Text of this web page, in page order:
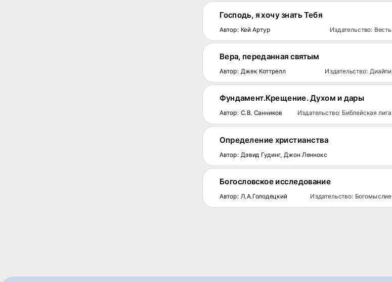
Господь, я хочу знать Тебя
Автор: Кей Артур Издательство: Весть
Вера, переданная святым
Автор: Джек Коттрелл Издательство: Диайпи
Фундамент.Крещение. Духом и дары
Автор: С.В. Санников Издательство: Библейская лига
Определение христианства
Автор: Дэвид Гудинг, Джон Леннокс
Богословское исследование
Автор: Л.А.Голодецкий Издательство: Богомыслие